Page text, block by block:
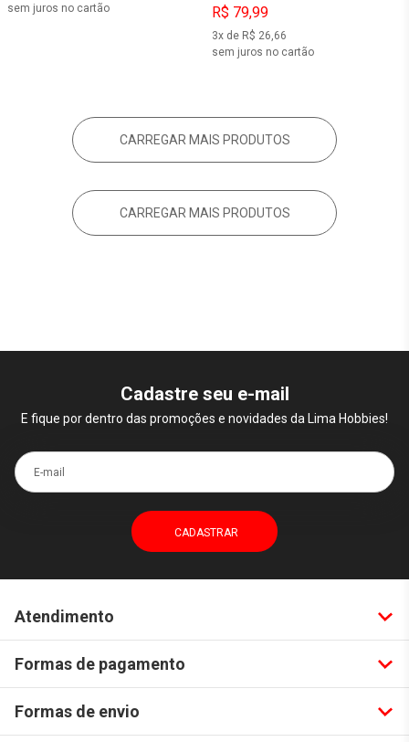
sem juros no cartão
R$ 79,99
3x de R$ 26,66
sem juros no cartão
CARREGAR MAIS PRODUTOS
CARREGAR MAIS PRODUTOS
Cadastre seu e-mail
E fique por dentro das promoções e novidades da Lima Hobbies!
E-mail
Atendimento
Formas de pagamento
Formas de envio